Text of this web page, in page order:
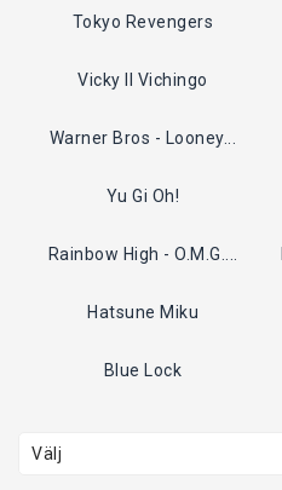
Tokyo Revengers
Vicky Il Vichingo
Warner Bros - Looney...
Yu Gi Oh!
Rainbow High - O.M.G....
Hatsune Miku
Blue Lock
Välj